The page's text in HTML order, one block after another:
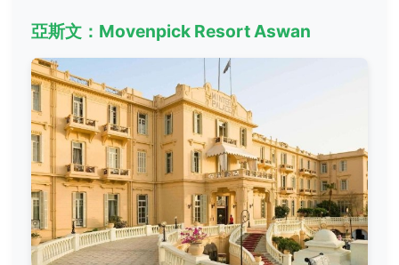
亞斯文：Movenpick Resort Aswan